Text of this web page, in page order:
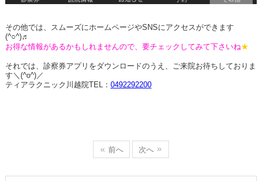
その他では、スムーズにホームページやSNSにアクセスができます
(^○^)♬
お得な情報があるかもしれませんので、要チェックしてみて下さいね★
それでは、診察券アプリをダウンロードのうえ、ご来院お待ちしておりま
す＼(^o^)／
ティアラクニック川越院TEL： 0492292200
前へ 次へ